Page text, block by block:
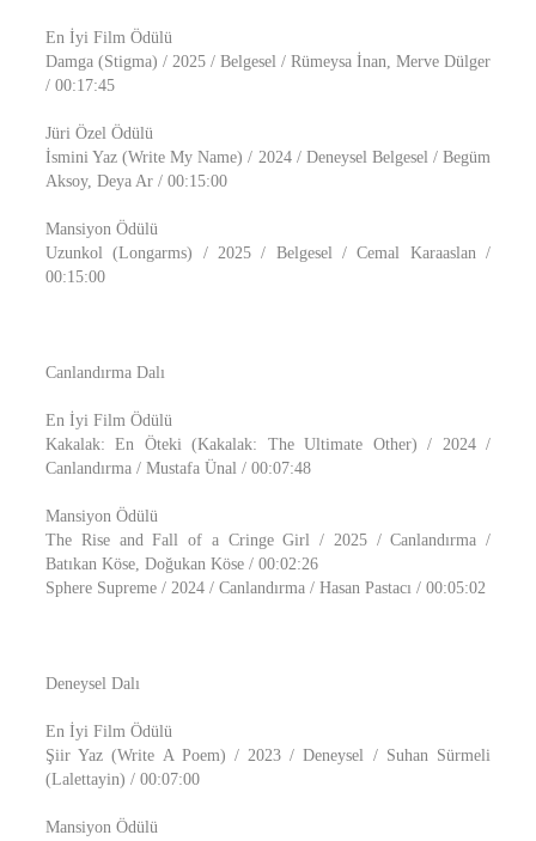
En İyi Film Ödülü
Damga (Stigma) / 2025 / Belgesel / Rümeysa İnan, Merve Dülger
/ 00:17:45
Jüri Özel Ödülü
İsmini Yaz (Write My Name) / 2024 / Deneysel Belgesel / Begüm
Aksoy, Deya Ar / 00:15:00
Mansiyon Ödülü
Uzunkol (Longarms) / 2025 / Belgesel / Cemal Karaaslan /
00:15:00
Canlandırma Dalı
En İyi Film Ödülü
Kakalak: En Öteki (Kakalak: The Ultimate Other) / 2024 /
Canlandırma / Mustafa Ünal / 00:07:48
Mansiyon Ödülü
The Rise and Fall of a Cringe Girl / 2025 / Canlandırma /
Batıkan Köse, Doğukan Köse / 00:02:26
Sphere Supreme / 2024 / Canlandırma / Hasan Pastacı / 00:05:02
Deneysel Dalı
En İyi Film Ödülü
Şiir Yaz (Write A Poem) / 2023 / Deneysel / Suhan Sürmeli
(Lalettayin) / 00:07:00
Mansiyon Ödülü